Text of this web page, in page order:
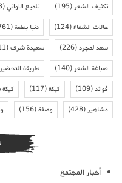
تكثيف الشعر(195) تلميع الاواني(103)
حالات الشفاء(124) دنيا بطمة(761)
سعد لمجرد(226) سعيدة شرف(111)
صباغة الشعر(140) طريقة التحضير
فوائد(109) كيكة(117) كيكة
مشاهير(428) وصفة(156)
أخبار المجتمع